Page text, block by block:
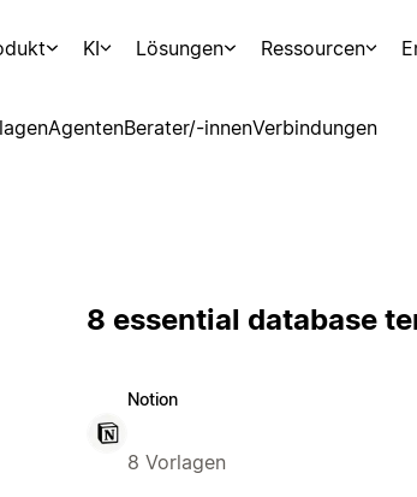
KI Lösungen Ressourcen
AgentenBerater/-innenVerbindungen
8 essential database
Notion
8 Vorlagen